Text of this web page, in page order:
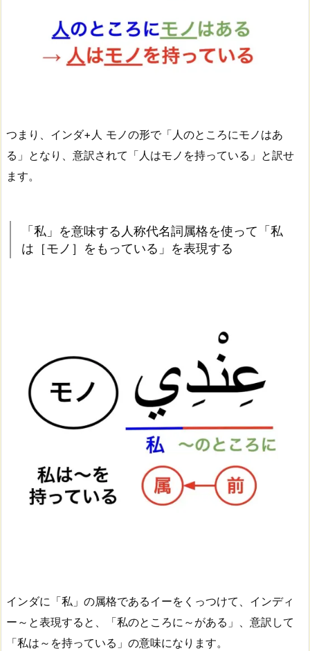
つまり、インダ+人 モノの形で「人のところにモノはあ
る」となり、意訳されて「人はモノを持っている」と訳せ
ます。
「私」を意味する人称代名詞属格を使って「私
は［モノ］をもっている」を表現する
インダに「私」の属格であるイーをくっつけて、インディ
ー～と表現すると、「私のところに～がある」、意訳して
「私は～を持っている」の意味になります。